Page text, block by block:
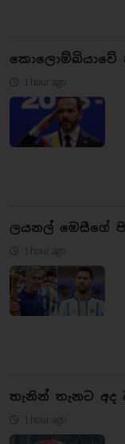
කොලොම්බියාවේ
1 hour ago
ලයනල් මෙසීගේ
1 hour ago
තැනින් තැනට අද
1 hour ago